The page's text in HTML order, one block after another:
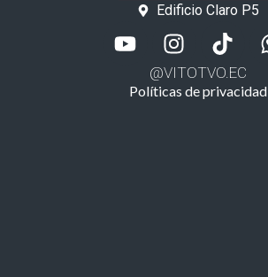
Edificio Claro P5
@VITOTVO.EC
Políticas de privacidad